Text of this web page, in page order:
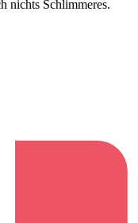
nichts Schlimmeres.